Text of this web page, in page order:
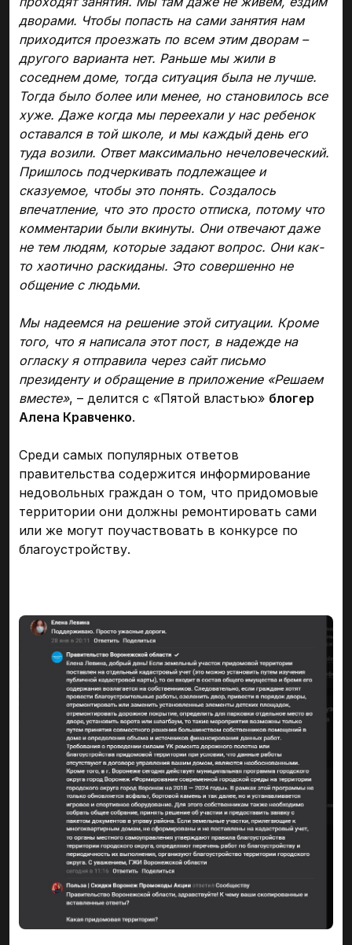
дворами. Чтобы попасть на сами занятия нам
приходится проезжать по всем этим дворам –
другого варианта нет. Раньше мы жили в
соседнем доме, тогда ситуация была не лучше.
Тогда было более или менее, но становилось все
хуже. Даже когда мы переехали у нас ребенок
оставался в той школе, и мы каждый день его
туда возили. Ответ максимально нечеловеческий.
Пришлось подчеркивать подлежащее и
сказуемое, чтобы это понять. Создалось
впечатление, что это просто отписка, потому что
комментарии были вкинуты. Они отвечают даже
не тем людям, которые задают вопрос. Они как-
то хаотично раскиданы. Это совершенно не
общение с людьми.
Мы надеемся на решение этой ситуации. Кроме
того, что я написала этот пост, в надежде на
огласку я отправила через сайт письмо
президенту и обращение в приложение «Решаем
вместе», – делится с «Пятой властью» блогер
Алена Кравченко.
Среди самых популярных ответов
правительства содержится информирование
недовольных граждан о том, что придомовые
территории они должны ремонтировать сами
или же могут поучаствовать в конкурсе по
благоустройству.